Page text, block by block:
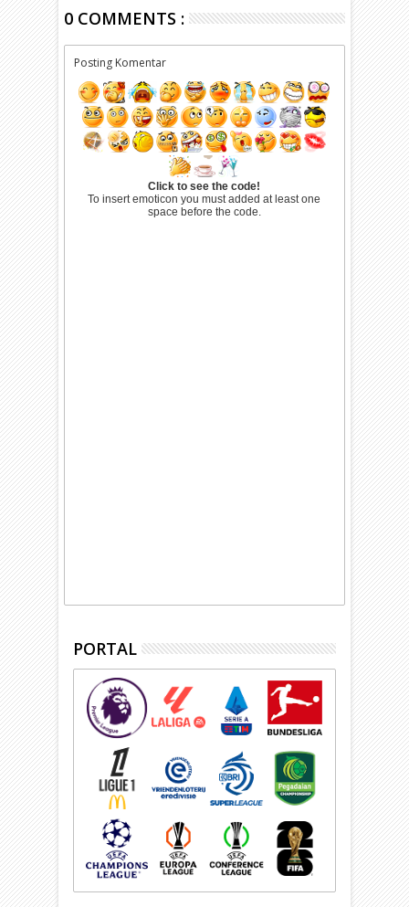
0 COMMENTS :
Posting Komentar
Click to see the code!
To insert emoticon you must added at least one
space before the code.
PORTAL